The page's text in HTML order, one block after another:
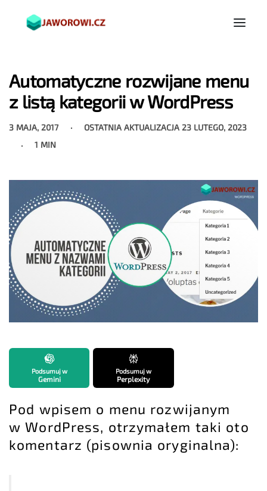
Automatyczne rozwijane menu
z listą kategorii w WordPress
3 MAJA, 2017 OSTATNIA AKTUALIZACJA 23 LUTEGO, 2023
1 MIN
Podsumuj w
Gemini
Podsumuj w
Perplexity
Pod wpisem o menu rozwijanym
w WordPress, otrzymałem taki oto
komentarz (pisownia oryginalna):